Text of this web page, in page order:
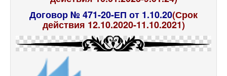
Договор № 471-20-ЕП от 1.10.20(Срок
действия 12.10.2020-11.10.2021)